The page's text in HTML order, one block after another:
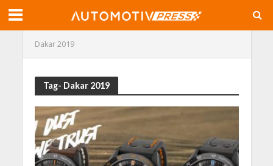
Dakar 2019
Tag- Dakar 2019